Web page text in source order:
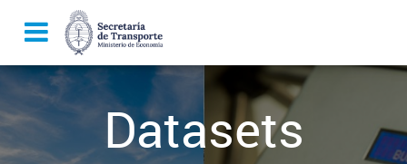
Datasets